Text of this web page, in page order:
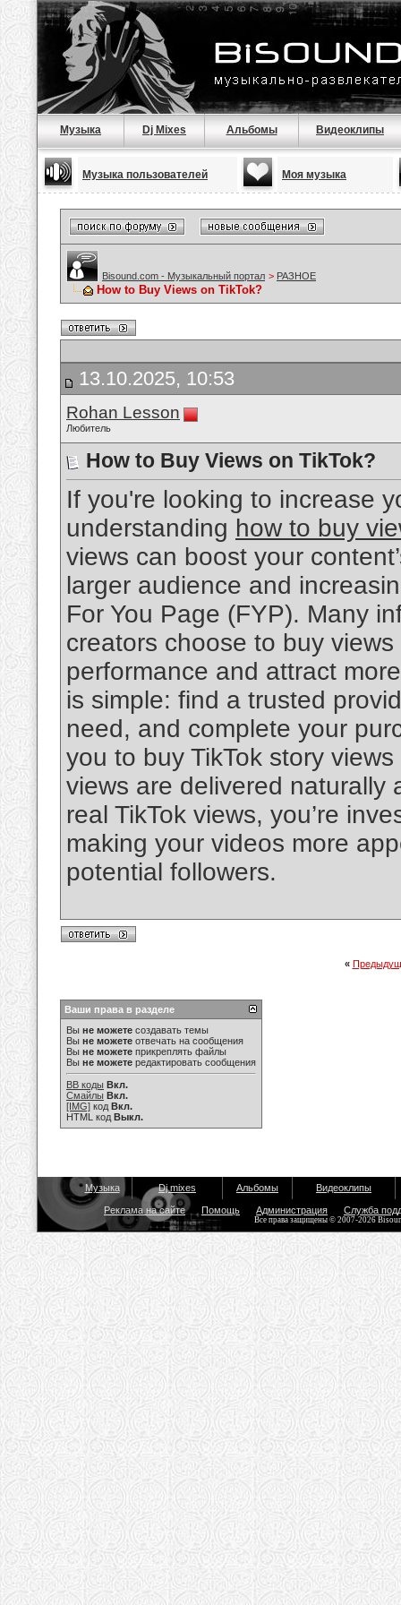
Музыка Dj Mixes Альбомы Видеоклипы
Музыка пользователей Моя музыка
Bisound.com - Музыкальный портал > РАЗНОЕ
How to Buy Views on TikTok?
13.10.2025, 10:53
Rohan Lesson
Любитель
How to Buy Views on TikTok?
If you're looking to increase
understanding how to buy
views can boost your
larger audience and
For You Page (FYP). Many
creators choose to buy
performance and attract
is simple: find a trusted
need, and complete your
you to buy TikTok story
views are delivered naturally
real TikTok views, you’re
making your videos more
potential followers.
«
Ваши права в разделе
Вы не можете создавать темы
Вы не можете отвечать на сообщения
Вы не можете прикреплять файлы
Вы не можете редактировать сообщения
BB коды Вкл.
Смайлы Вкл.
[IMG] код Вкл.
HTML код Выкл.
Музыка Dj mixes Альбомы Видеоклипы
Реклама на сайте Помощь Администрация Служба
Все права защищены © 2007-2026